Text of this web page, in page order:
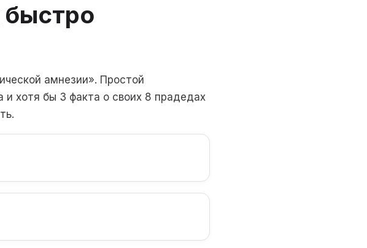
быстро
амнезии». Простой
и хотя бы 3 факта о своих 8 прадедах